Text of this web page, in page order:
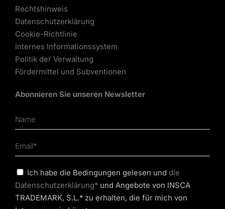
Rechtshinweis
Datenschutzerklärung
Cookie-Richtlinie
Internes Informationssystem
Politik der Verwaltung
Fördermittel und Subventionen
Abonnieren Sie unseren Newsletter
Ich habe die Bedingungen gelesen und die
Datenschutzerklärung* und Angebote von INSCA
TRADEMARK, S.L.* zu erhalten, die für mich von